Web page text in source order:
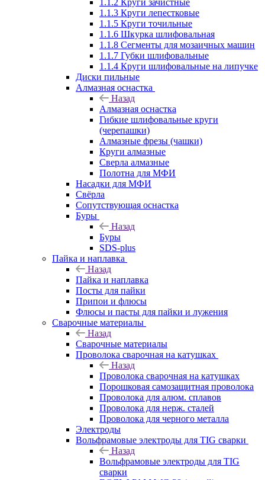
1.1.2 Круги зачистные
1.1.3 Круги лепестковые
1.1.5 Круги точильные
1.1.6 Шкурка шлифовальная
1.1.8 Сегменты для мозаичных машин
1.1.7 Губки шлифовальные
1.1.4 Круги шлифовальные на липучке
Диски пильные
Алмазная оснастка
Назад
Алмазная оснастка
Гибкие шлифовальные круги
(черепашки)
Алмазные фрезы (чашки)
Круги алмазные
Сверла алмазные
Полотна для МФИ
Насадки для МФИ
Свёрла
Сопутствующая оснастка
Буры
Назад
Буры
SDS-plus
Пайка и наплавка
Назад
Пайка и наплавка
Посты для пайки
Припои и флюсы
Флюсы и пасты для пайки и лужения
Сварочные материалы
Назад
Сварочные материалы
Проволока сварочная на катушках
Назад
Проволока сварочная на катушках
Порошковая самозащитная проволока
Проволока для алюм. сплавов
Проволока для нерж. сталей
Проволока для черного металла
Электроды
Вольфрамовые электроды для TIG сварки
Назад
Вольфрамовые электроды для TIG
сварки